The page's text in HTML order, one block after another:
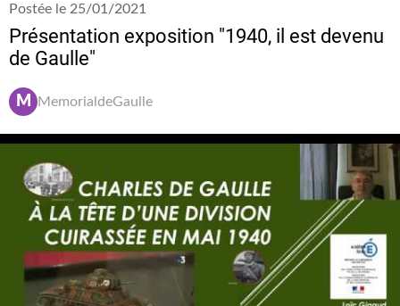
Postée le 25/01/2021
Présentation exposition "1940, il est devenu
de Gaulle"
M MemorialdeGaulle